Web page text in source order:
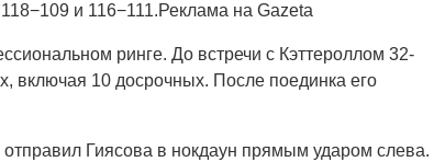
и 116−111.Реклама на Gazeta
ринге. До встречи с Кэттероллом 32-
включая 10 досрочных. После поединка его
Гиясова в нокдаун прямым ударом слева.